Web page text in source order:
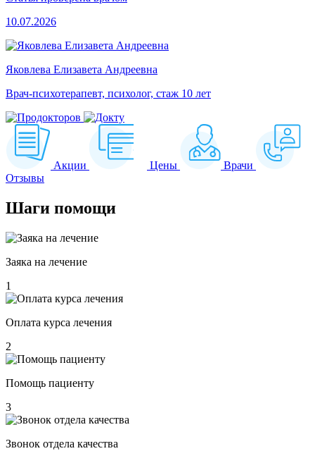
10.07.2026
Яковлева Елизавета Андреевна
Врач-психотерапевт, психолог, стаж 10 лет
Акции Цены
Врачи
Отзывы
Шаги помощи
Заяка на лечение
1
Оплата курса лечения
2
Помощь пациенту
3
Звонок отдела качества